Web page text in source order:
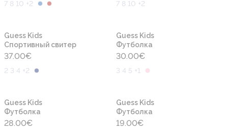
7 8 10 +2 7 8 10 +2
Guess Kids
Cпортивный свитер
37.00€
2 3 4 +2
Guess Kids
Футболка
30.00€
3 4 5 +1
Guess Kids
Футболка
28.00€
Guess Kids
Футболка
19.00€